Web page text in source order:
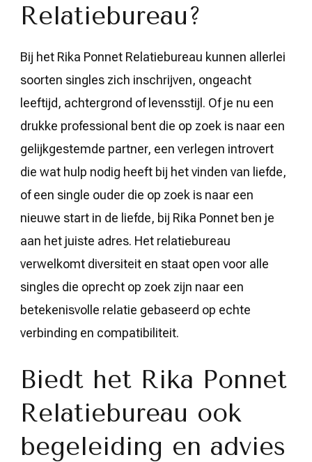
Relatiebureau?
Bij het Rika Ponnet Relatiebureau kunnen allerlei
soorten singles zich inschrijven, ongeacht
leeftijd, achtergrond of levensstijl. Of je nu een
drukke professional bent die op zoek is naar een
gelijkgestemde partner, een verlegen introvert
die wat hulp nodig heeft bij het vinden van liefde,
of een single ouder die op zoek is naar een
nieuwe start in de liefde, bij Rika Ponnet ben je
aan het juiste adres. Het relatiebureau
verwelkomt diversiteit en staat open voor alle
singles die oprecht op zoek zijn naar een
betekenisvolle relatie gebaseerd op echte
verbinding en compatibiliteit.
Biedt het Rika Ponnet
Relatiebureau ook
begeleiding en advies